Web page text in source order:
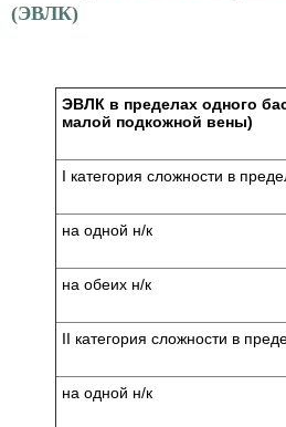
(ЭВЛК)
ЭВЛК в пределах одного
малой подкожной вены)
I категория сложности в
на одной н/к
на обеих н/к
II категория сложности в
на одной н/к